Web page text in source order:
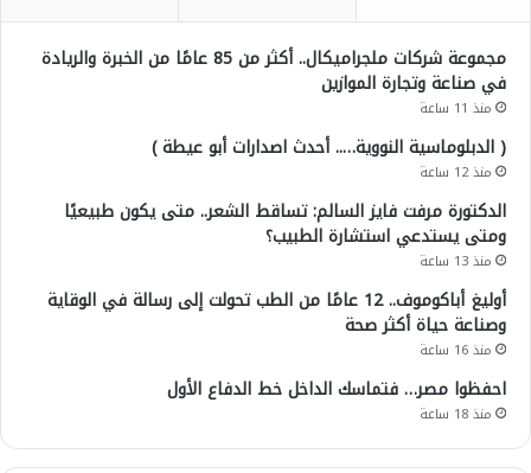
مجموعة شركات ملجراميكال.. أكثر من 85 عامًا من الخبرة والريادة
في صناعة وتجارة الموازين
منذ 11 ساعة
( الدبلوماسية النووية….. أحدث اصدارات أبو عيطة )
منذ 12 ساعة
الدكتورة مرفت فايز السالم: تساقط الشعر.. متى يكون طبيعيًا
ومتى يستدعي استشارة الطبيب؟
منذ 13 ساعة
أوليغ أباكوموف.. 12 عامًا من الطب تحولت إلى رسالة في الوقاية
وصناعة حياة أكثر صحة
منذ 16 ساعة
احفظوا مصر… فتماسك الداخل خط الدفاع الأول
منذ 18 ساعة